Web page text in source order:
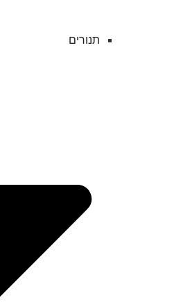
תנורים